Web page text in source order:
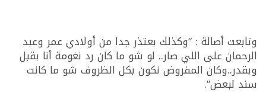
وتابعت أصالة : “وكذلك بعتذر جدا من أولادي عمر وعبد
الرحمان على اللي صار.. لو شو ما كان رد نغومة أنا بقبل
وبقدر..وكان المفروض نكون بكل الظروف شو ما كانت
سند لبعض”.